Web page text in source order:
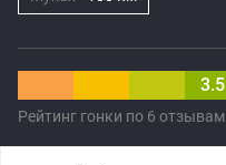
3.5
Рейтинг гонки по 6 отзывам